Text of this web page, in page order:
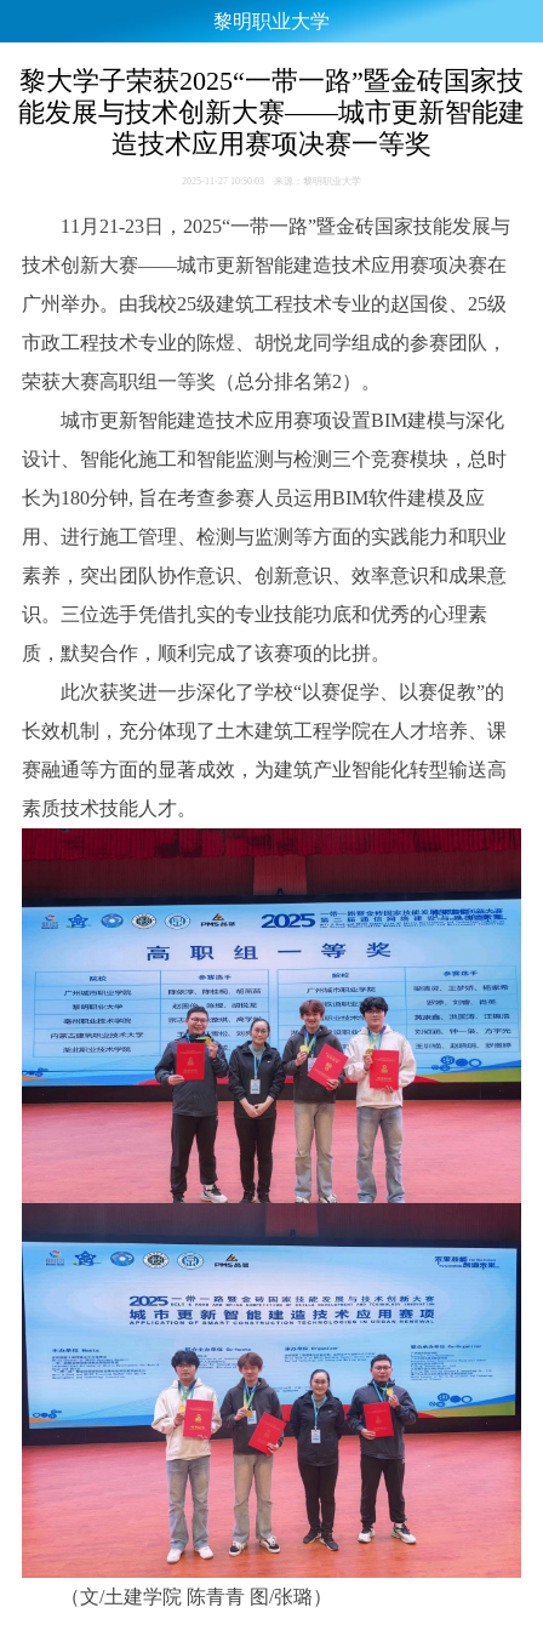
黎明职业大学
黎大学子荣获2025“一带一路”暨金砖国家技
能发展与技术创新大赛——城市更新智能建
造技术应用赛项决赛一等奖
2025-11-27 10:50:03 来源：黎明职业大学
11月21-23日，2025“一带一路”暨金砖国家技能发展与
技术创新大赛——城市更新智能建造技术应用赛项决赛在
广州举办。由我校25级建筑工程技术专业的赵国俊、25级
市政工程技术专业的陈煜、胡悦龙同学组成的参赛团队，
荣获大赛高职组一等奖（总分排名第2）。
城市更新智能建造技术应用赛项设置BIM建模与深化
设计、智能化施工和智能监测与检测三个竞赛模块，总时
长为180分钟, 旨在考查参赛人员运用BIM软件建模及应
用、进行施工管理、检测与监测等方面的实践能力和职业
素养，突出团队协作意识、创新意识、效率意识和成果意
识。三位选手凭借扎实的专业技能功底和优秀的心理素
质，默契合作，顺利完成了该赛项的比拼。
此次获奖进一步深化了学校“以赛促学、以赛促教”的
长效机制，充分体现了土木建筑工程学院在人才培养、课
赛融通等方面的显著成效，为建筑产业智能化转型输送高
素质技术技能人才。
（文/土建学院 陈青青 图/张璐）